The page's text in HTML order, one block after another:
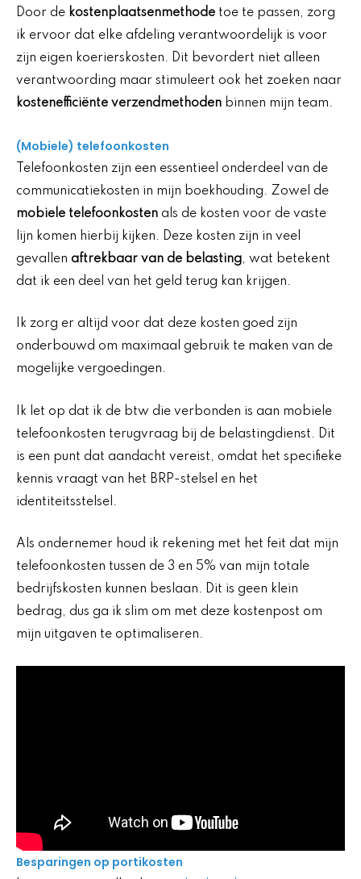
Door de kostenplaatsenmethode toe te passen, zorg
ik ervoor dat elke afdeling verantwoordelijk is voor
zijn eigen koerierskosten. Dit bevordert niet alleen
verantwoording maar stimuleert ook het zoeken naar
kostenefficiënte verzendmethoden binnen mijn team.
(Mobiele) telefoonkosten
Telefoonkosten zijn een essentieel onderdeel van de
communicatiekosten in mijn boekhouding. Zowel de
mobiele telefoonkosten als de kosten voor de vaste
lijn komen hierbij kijken. Deze kosten zijn in veel
gevallen aftrekbaar van de belasting, wat betekent
dat ik een deel van het geld terug kan krijgen.
Ik zorg er altijd voor dat deze kosten goed zijn
onderbouwd om maximaal gebruik te maken van de
mogelijke vergoedingen.
Ik let op dat ik de btw die verbonden is aan mobiele
telefoonkosten terugvraag bij de belastingdienst. Dit
is een punt dat aandacht vereist, omdat het specifieke
kennis vraagt van het BRP-stelsel en het
identiteitsstelsel.
Als ondernemer houd ik rekening met het feit dat mijn
telefoonkosten tussen de 3 en 5% van mijn totale
bedrijfskosten kunnen beslaan. Dit is geen klein
bedrag, dus ga ik slim om met deze kostenpost om
mijn uitgaven te optimaliseren.
Besparingen op portikosten